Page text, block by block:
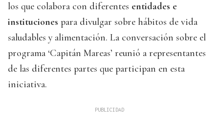
los que colabora con diferentes entidades e
instituciones para divulgar sobre hábitos de vida
saludables y alimentación. La conversación sobre el
programa ‘Capitán Mareas’ reunió a representantes
de las diferentes partes que participan en esta
iniciativa.